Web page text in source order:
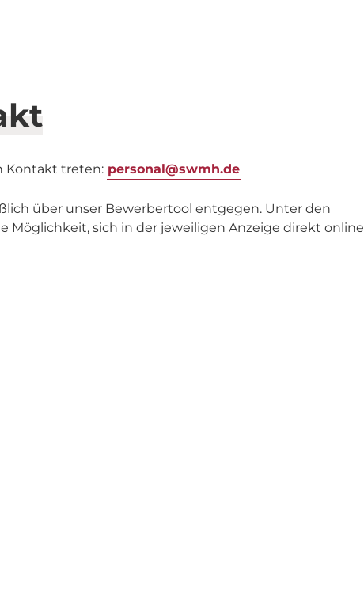
Kontakt treten: personal@swmh.de
über unser Bewerbertool entgegen. Unter den
Möglichkeit, sich in der jeweiligen Anzeige direkt online